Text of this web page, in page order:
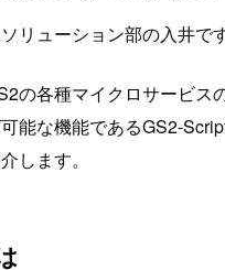
リューション部の入井です
の各種マイクロサービス
能な機能であるGS2-Script
します。